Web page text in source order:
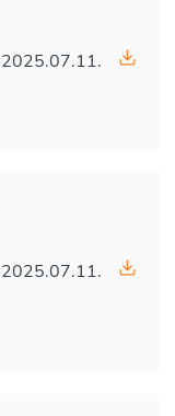
2025.07.11.
2025.07.11.